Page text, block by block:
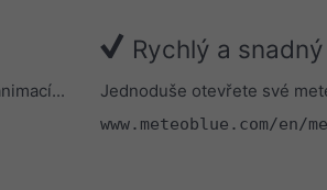
Rychlý a
Jednoduše otevřete své
www.meteoblue.com/en/